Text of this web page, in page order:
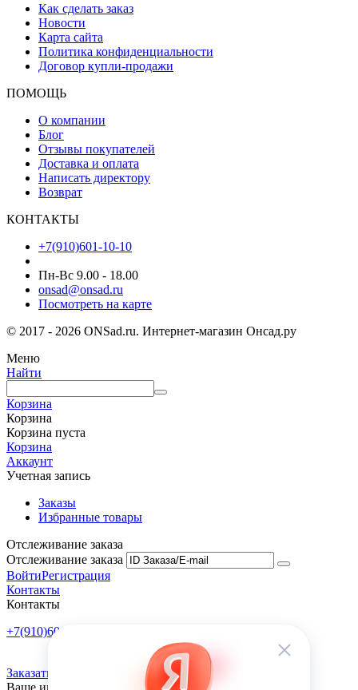
Как сделать заказ
Новости
Карта сайта
Политика конфиденциальности
Договор купли-продажи
ПОМОЩЬ
О компании
Блог
Отзывы покупателей
Доставка и оплата
Написать директору
Возврат
КОНТАКТЫ
+7(910)601-10-10
Пн-Вс 9.00 - 18.00
onsad@onsad.ru
Посмотреть на карте
© 2017 - 2026 ONSad.ru. Интернет-магазин Онсад.ру
Меню
Найти
Корзина
Корзина
Корзина пуста
Корзина
Аккаунт
Учетная запись
Заказы
Избранные товары
Отслеживание заказа
Отслеживание заказа
ВойтиРегистрация
Контакты
Контакты
+7(910)601-10-10
Заказать обратный звонок
Ваше имя